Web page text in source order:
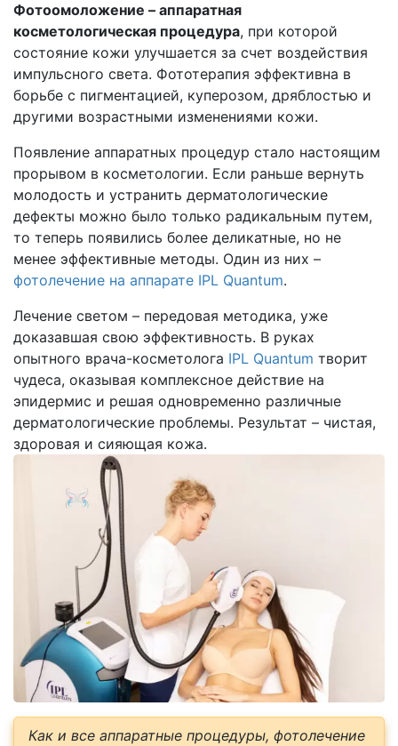
Фотоомоложение – аппаратная
косметологическая процедура, при которой
состояние кожи улучшается за счет воздействия
импульсного света. Фототерапия эффективна в
борьбе с пигментацией, куперозом, дряблостью и
другими возрастными изменениями кожи.
Появление аппаратных процедур стало настоящим
прорывом в косметологии. Если раньше вернуть
молодость и устранить дерматологические
дефекты можно было только радикальным путем,
то теперь появились более деликатные, но не
менее эффективные методы. Один из них –
фотолечение на аппарате IPL Quantum.
Лечение светом – передовая методика, уже
доказавшая свою эффективность. В руках
опытного врача-косметолога IPL Quantum творит
чудеса, оказывая комплексное действие на
эпидермис и решая одновременно различные
дерматологические проблемы. Результат – чистая,
здоровая и сияющая кожа.
Как и все аппаратные процедуры, фотолечение